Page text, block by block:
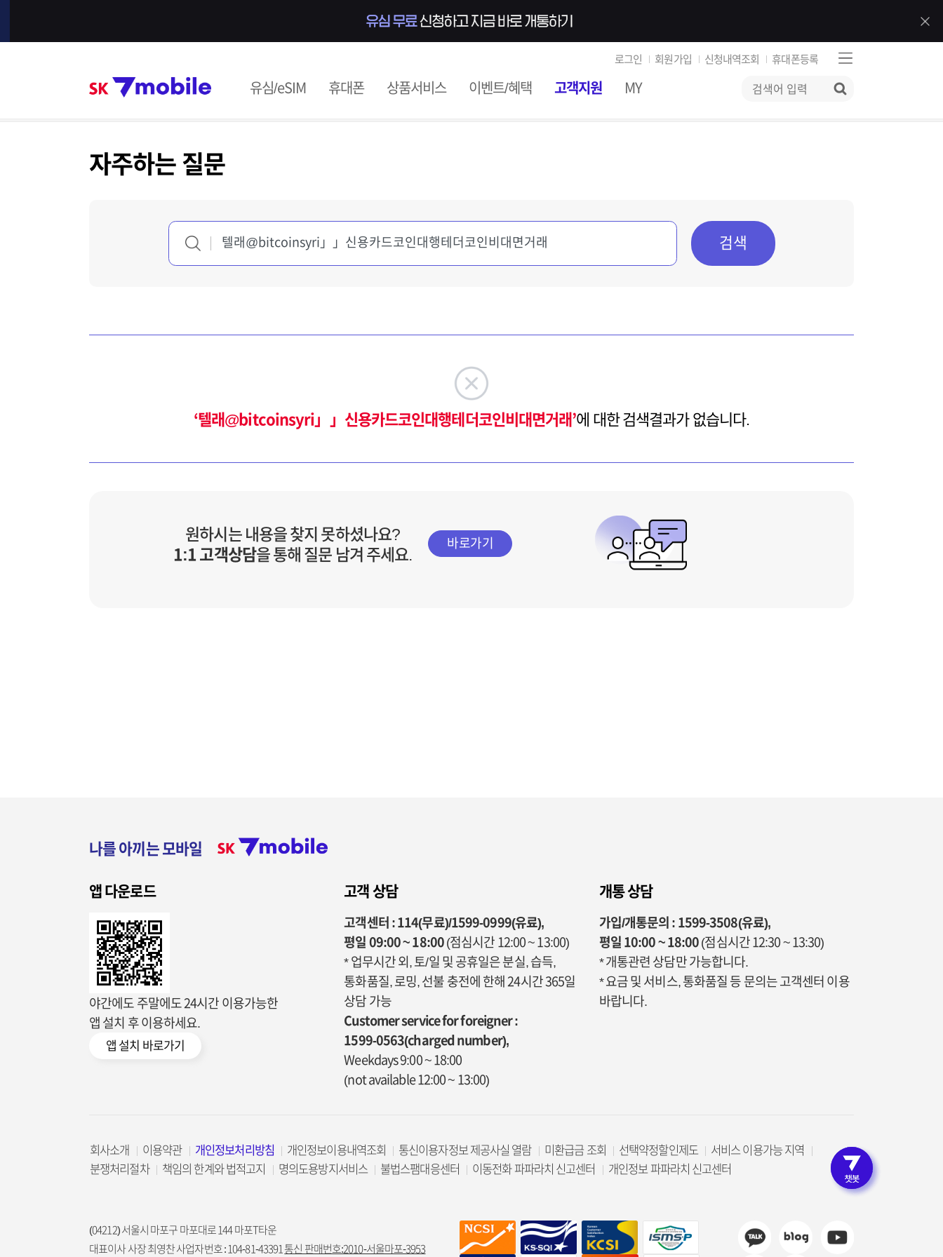
SK 7mobile
로그인 회원가입 신청내역조회 휴대폰등록
주메뉴
유심/eSIM 휴대폰 상품서비스 이벤트/혜택 고객지원 MY
검색
고객인증 없이 편리한 상
자주하는 질문
검색
‘텔래@bitcoinsyri」」신용카드코인대행테더코인비대면거래’에 대한 검색결과가 없습니다.
원하시는 내용을 찾지 못하셨나요?
1:1 고객상담을 통해 질문 남겨 주세요.
바로가기
나를 아끼는 모바일
앱 다운로드
야간에도 주말에도 24시간 이용가능한
앱 설치 후 이용하세요.
앱 설치 바로가기
고객 상담
고객센터 : 114(무료)/1599-0999(유료),
평일 09:00 ~ 18:00 (점심시간 12:00 ~ 13:00)
* 업무시간 외, 토/일 및 공휴일은 분실, 습득,
통화품질, 로밍, 선불 충전에 한해 24시간 365일
상담 가능
Customer service for foreigner :
1599-0563(charged number),
Weekdays 9:00 ~ 18:00
(not available 12:00 ~ 13:00)
개통 상담
가입/개통문의 : 1599-3508(유료),
평일 10:00 ~ 18:00 (점심시간 12:30 ~ 13:30)
* 개통관련 상담만 가능합니다.
* 요금 및 서비스, 통화품질 등 문의는 고객센터 이용
바랍니다.
회사소개 이용약관 개인정보처리방침 개인정보이용내역조회 통신이용자정보 제공사실 열람 미환급금 조회 선택약정할인제도
서비스 이용가능 지역
분쟁처리절차
책임의 한계와 법적고지 명의도용방지서비스 불법스팸대응센터 이동전화 파파라치 신고센터 개인정보 파파라치 신고센터
(04212) 서울시 마포구 마포대로 144 마포T타운
대표이사 사장 최영찬 사업자번호 : 104-81-43391 통신 판매번호:2010-서울마포-3953